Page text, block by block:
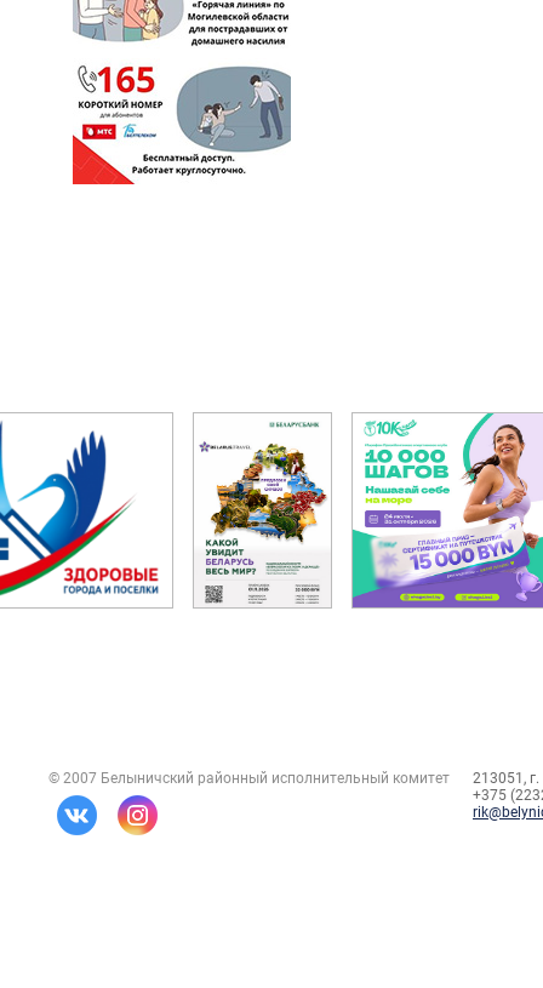
© 2007 Белыничский районный исполнительный комитет
213051,
+375